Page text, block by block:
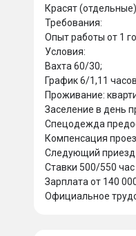
‎Красят
‎‎Требования:
‎Опыт работы от 1
‎‎Условия:
‎Вахта 60/30;
‎График 6/1,11 часов
‎Проживание:
Заселение в день
‎Спецодежда
‎Компенсация
‎Следующий приезд
‎Ставки 500/550
‎Зарплата от 140
‎Официальное